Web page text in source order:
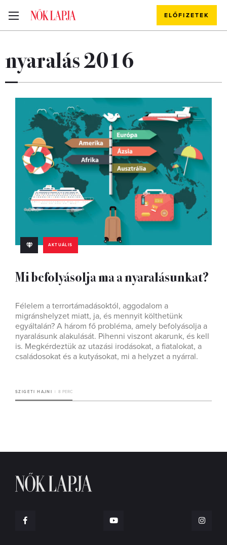
ELŐFIZETEK
nyaralás 2016
AKTUÁLIS
Mi befolyásolja ma a nyaralásunkat?
Félelem a terrortámadásoktól, aggodalom a
migránshelyzet miatt, ja, és mennyit költhetünk
egyáltalán? A három fő probléma, amely befolyásolja a
nyaralásunk alakulását. Pihenni viszont akarunk, és kell
is. Megkérdeztük az utazási irodásokat, a fiatalokat, a
családosokat és a kutyásokat, mi a helyzet a nyárral.
SZIGETI HAJNI 8 PERC